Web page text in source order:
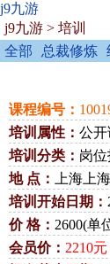
j9九游
j9九游 > 培训
全部
总裁修炼
课程编号：
培训属性： 公开
培训分类： 岗
地 点：
上海上海
培训开始日期：
价 格： 2600(单
会员价： 2210